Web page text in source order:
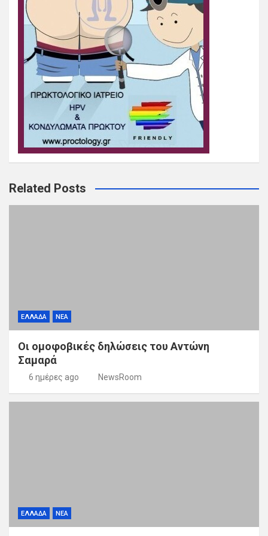
Related Posts
ΕΛΛΑΔΑ ΝΕΑ
Οι ομοφοβικές δηλώσεις του Αντώνη
Σαμαρά
6 ημέρες ago NewsRoom
ΕΛΛΑΔΑ ΝΕΑ